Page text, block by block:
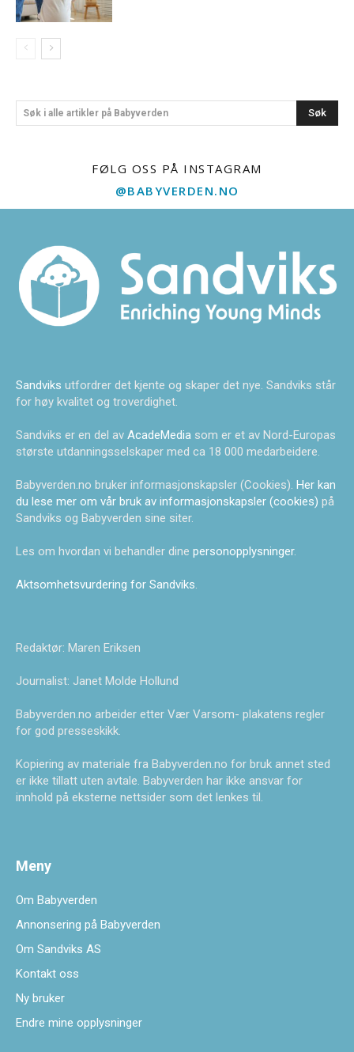
Søk i alle artikler på Babyverden Søk
FØLG OSS PÅ INSTAGRAM
@BABYVERDEN.NO
Sandviks utfordrer det kjente og skaper det nye. Sandviks står
for høy kvalitet og troverdighet.
Sandviks er en del av AcadeMedia som er et av Nord-Europas
største utdanningsselskaper med ca 18 000 medarbeidere.
Babyverden.no bruker informasjonskapsler (Cookies). Her kan
du lese mer om vår bruk av informasjonskapsler (cookies) på
Sandviks og Babyverden sine siter.
Les om hvordan vi behandler dine personopplysninger.
Aktsomhetsvurdering for Sandviks.
Redaktør: Maren Eriksen
Journalist: Janet Molde Hollund
Babyverden.no arbeider etter Vær Varsom- plakatens regler
for god presseskikk.
Kopiering av materiale fra Babyverden.no for bruk annet sted
er ikke tillatt uten avtale. Babyverden har ikke ansvar for
innhold på eksterne nettsider som det lenkes til.
Meny
Om Babyverden
Annonsering på Babyverden
Om Sandviks AS
Kontakt oss
Ny bruker
Endre mine opplysninger